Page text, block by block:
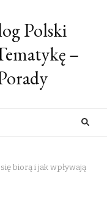
Polski
–
biorą i jak wpływają